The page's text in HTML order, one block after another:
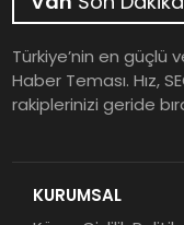
Türkiye’nin en güçlü
Haber Teması. Hız,
rakiplerinizi geride
KURUMSAL